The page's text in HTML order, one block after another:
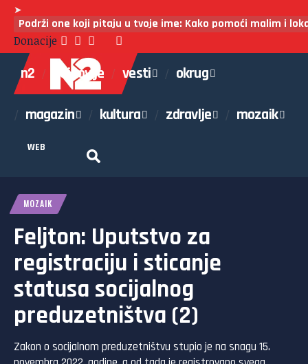
➤
Podrži one koji pitaju u tvoje ime: Kako pomoći malim i
Donacije
n2 najnovije vesti okrug
magazin kultura zdravlje mozaik
WEB
MOZAIK
Feljton: Uputstvo za
registraciju i sticanje
statusa socijalnog
preduzetništva (2)
Zakon o socijalnom preduzetništvu stupio je na snagu 15.